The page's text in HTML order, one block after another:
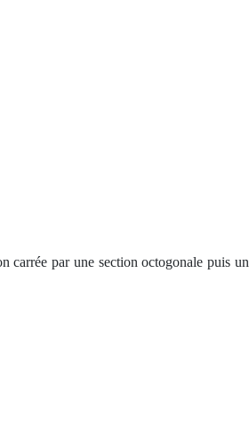
carrée par une section octogonale puis un